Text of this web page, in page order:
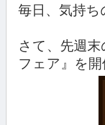
毎日、気持
さて、先週
フェア』を